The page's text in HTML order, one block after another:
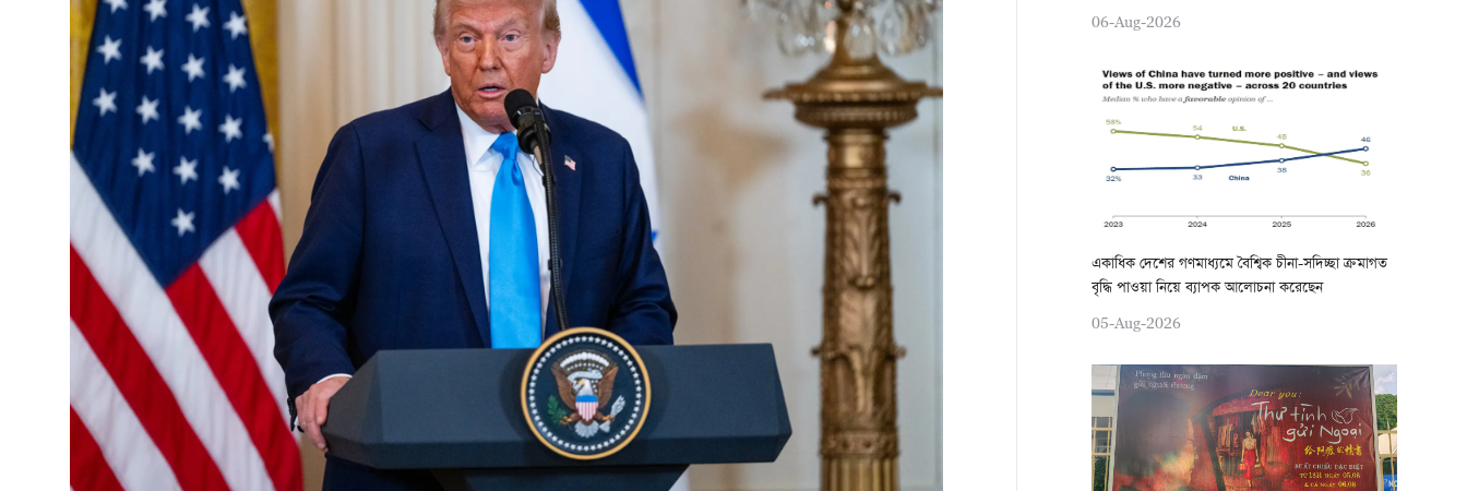
06-Aug-2026
একাধিক দেশের গণমাধ্যমে বৈশ্বিক চীনা-সদিচ্ছা ক্রমাগত
বৃদ্ধি পাওয়া নিয়ে ব্যাপক আলোচনা করেছেন
05-Aug-2026